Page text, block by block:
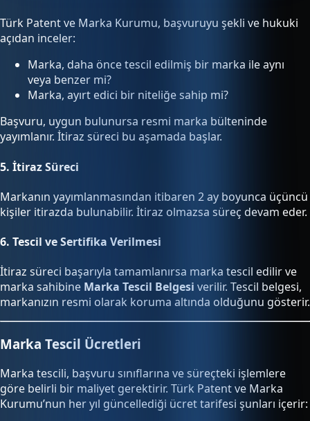
Türk Patent ve Marka Kurumu, başvuruyu şekli ve hukuki
açıdan inceler:
Marka, daha önce tescil edilmiş bir marka ile aynı
veya benzer mi?
Marka, ayırt edici bir niteliğe sahip mi?
Başvuru, uygun bulunursa resmi marka bülteninde
yayımlanır. İtiraz süreci bu aşamada başlar.
5. İtiraz Süreci
Markanın yayımlanmasından itibaren 2 ay boyunca üçüncü
kişiler itirazda bulunabilir. İtiraz olmazsa süreç devam eder.
6. Tescil ve Sertifika Verilmesi
İtiraz süreci başarıyla tamamlanırsa marka tescil edilir ve
marka sahibine Marka Tescil Belgesi verilir. Tescil belgesi,
markanızın resmi olarak koruma altında olduğunu gösterir.
Marka Tescil Ücretleri
Marka tescili, başvuru sınıflarına ve süreçteki işlemlere
göre belirli bir maliyet gerektirir. Türk Patent ve Marka
Kurumu’nun her yıl güncellediği ücret tarifesi şunları içerir: